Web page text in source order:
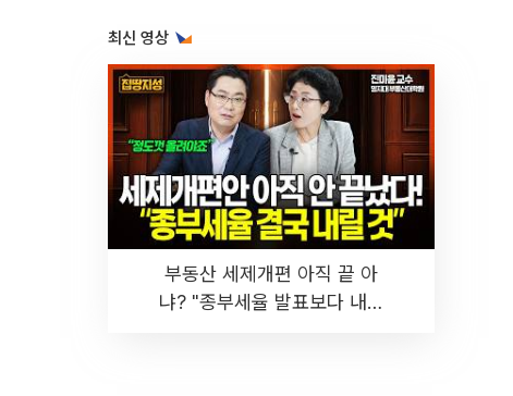
최신 영상
부동산 세제개편 아직 끝 아
냐? "종부세율 발표보다 내릴